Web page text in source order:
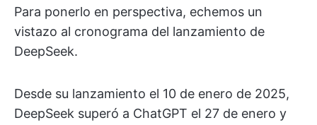
Para ponerlo en perspectiva, echemos un
vistazo al cronograma del lanzamiento de
DeepSeek.
Desde su lanzamiento el 10 de enero de 2025,
DeepSeek superó a ChatGPT el 27 de enero y